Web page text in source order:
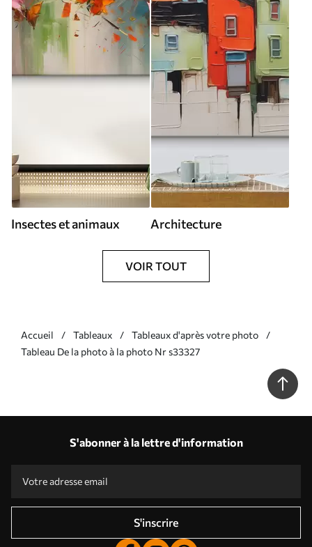
Insectes et animaux Architecture
VOIR TOUT
Accueil Tableaux
Tableaux d'après votre photo
Tableau De la photo à la photo Nr s33327
S'abonner à la lettre d'information
S'inscrire